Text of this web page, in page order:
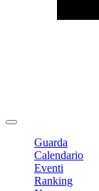
Guarda
Calendario
Eventi
Ranking